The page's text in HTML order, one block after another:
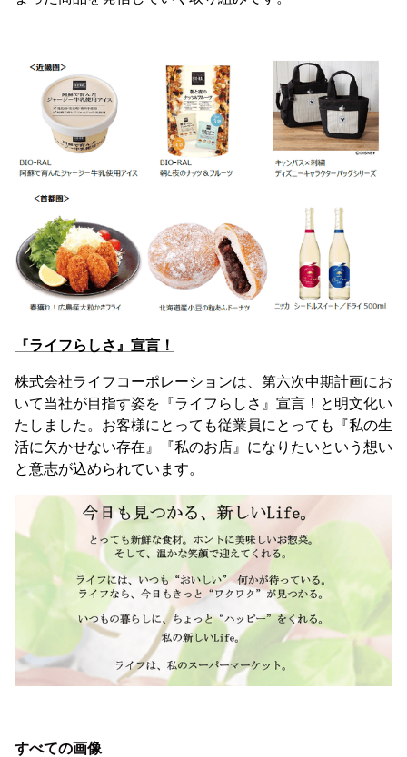
『ライフらしさ』宣言！
株式会社ライフコーポレーションは、第六次中期計画にお
いて当社が目指す姿を『ライフらしさ』宣言！と明文化い
たしました。お客様にとっても従業員にとっても『私の生
活に欠かせない存在』『私のお店』になりたいという想い
と意志が込められています。
すべての画像